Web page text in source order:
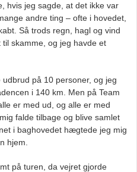
hvis jeg sagde, at det ikke var
andre ting – ofte i hovedet,
Så trods regn, hagl og vind
skamme, og jeg havde et
på 10 personer, og jeg
i 140 km. Men på Team
er med ud, og alle er med
falde tilbage og blive samlet
i baghovedet hægtede jeg mig
hjem.
på turen, da vejret gjorde